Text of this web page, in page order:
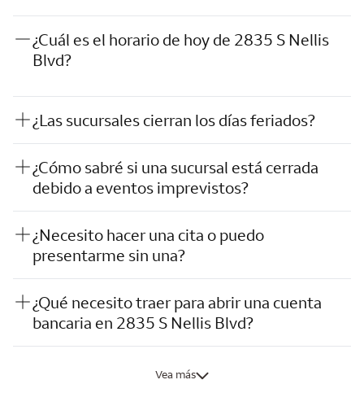
¿Cuál es el horario de hoy de 2835 S Nellis
Blvd?
¿Las sucursales cierran los días feriados?
¿Cómo sabré si una sucursal está cerrada
debido a eventos imprevistos?
¿Necesito hacer una cita o puedo
presentarme sin una?
¿Qué necesito traer para abrir una cuenta
bancaria en 2835 S Nellis Blvd?
Vea más